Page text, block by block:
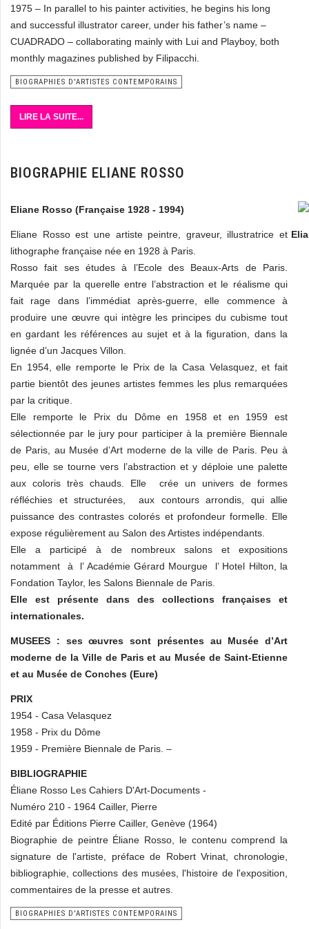
1975 – In parallel to his painter activities, he begins his long
and successful illustrator career, under his father’s name –
CUADRADO – collaborating mainly with Lui and Playboy, both
monthly magazines published by Filipacchi.
BIOGRAPHIES D'ARTISTES CONTEMPORAINS
LIRE LA SUITE...
BIOGRAPHIE ELIANE ROSSO
Eliane Rosso (Française 1928 - 1994)
Eliane Rosso est une artiste peintre, graveur, illustratrice et
lithographe française née en 1928 à Paris.
Rosso fait ses études à l’Ecole des Beaux-Arts de Paris.
Marquée par la querelle entre l’abstraction et le réalisme qui
fait rage dans l’immédiat après-guerre, elle commence à
produire une œuvre qui intègre les principes du cubisme tout
en gardant les références au sujet et à la figuration, dans la
lignée d’un Jacques Villon.
En 1954, elle remporte le Prix de la Casa Velasquez, et fait
partie bientôt des jeunes artistes femmes les plus remarquées
par la critique.
Elle remporte le Prix du Dôme en 1958 et en 1959 est
sélectionnée par le jury pour participer à la première Biennale
de Paris, au Musée d’Art moderne de la ville de Paris. Peu à
peu, elle se tourne vers l’abstraction et y déploie une palette
aux coloris très chauds. Elle crée un univers de formes
réfléchies et structurées, aux contours arrondis, qui allie
puissance des contrastes colorés et profondeur formelle. Elle
expose régulièrement au Salon des Artistes indépendants.
Elle a participé à de nombreux salons et expositions
notamment à l’ Académie Gérard Mourgue l’ Hotel Hilton, la
Fondation Taylor, les Salons Biennale de Paris.
Elle est présente dans des collections françaises et
internationales.
MUSEES :
ses œuvres sont présentes au Musée d’Art
moderne de la Ville de Paris et au Musée de Saint-Etienne
et au Musée de Conches (Eure)
PRIX
1954 - Casa Velasquez
1958 - Prix du Dôme
1959 - Première Biennale de Paris. –
BIBLIOGRAPHIE
Éliane Rosso Les Cahiers D'Art-Documents -
Numéro 210 - 1964 Cailler, Pierre
Edité par Éditions Pierre Cailler, Genève (1964)
Biographie de peintre Éliane Rosso, le contenu comprend la
signature de l'artiste, préface de Robert Vrinat, chronologie,
bibliographie, collections des musées, l'histoire de l'exposition,
commentaires de la presse et autres.
BIOGRAPHIES D'ARTISTES CONTEMPORAINS